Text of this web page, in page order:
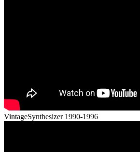
VintageSynthesizer 1990-1996